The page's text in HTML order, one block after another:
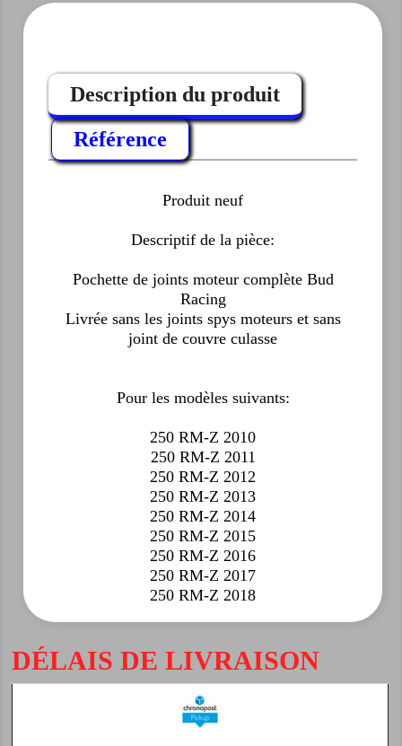
Description du produit
Référence
Produit neuf
Descriptif de la pièce:
Pochette de joints moteur complète Bud
Racing
Livrée sans les joints spys moteurs et sans
joint de couvre culasse
Pour les modèles suivants:
250 RM-Z 2010
250 RM-Z 2011
250 RM-Z 2012
250 RM-Z 2013
250 RM-Z 2014
250 RM-Z 2015
250 RM-Z 2016
250 RM-Z 2017
250 RM-Z 2018
DÉLAIS DE LIVRAISON